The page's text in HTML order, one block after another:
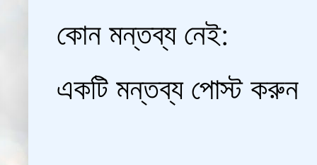
কোন মন্তব্য নেই:
একটি মন্তব্য পোস্ট করুন